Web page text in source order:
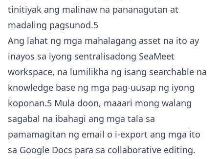
tinitiyak ang malinaw na pananagutan at
madaling pagsunod.5
Ang lahat ng mga mahalagang asset na ito ay
inayos sa iyong sentralisadong SeaMeet
workspace, na lumilikha ng isang searchable na
knowledge base ng mga pag-uusap ng iyong
koponan.5 Mula doon, maaari mong walang
sagabal na ibahagi ang mga tala sa
pamamagitan ng email o i-export ang mga ito
sa Google Docs para sa collaborative editing.